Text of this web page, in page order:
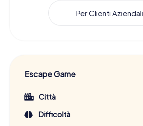
Per Clienti Aziendali
Escape Game
Città
Difficoltà